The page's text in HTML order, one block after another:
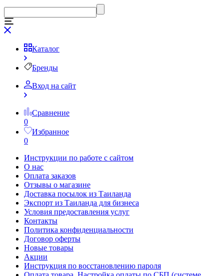
Каталог
Бренды
Вход на сайт
Сравнение
0
Избранное
0
Инструкции по работе с сайтом
О нас
Оплата заказов
Отзывы о магазине
Доставка посылок из Таиланда
Экспорт из Таиланда для бизнеса
Условия предоставления услуг
Контакты
Политика конфиденциальности
Договор оферты
Новые товары
Акции
Инструкция по восстановлению пароля